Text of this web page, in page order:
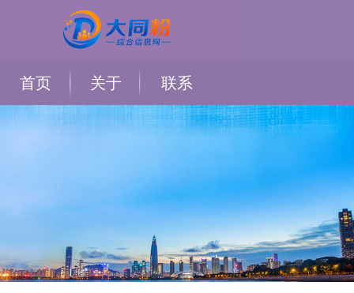
首页 关于 联系